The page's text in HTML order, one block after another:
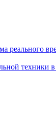
реального
техники